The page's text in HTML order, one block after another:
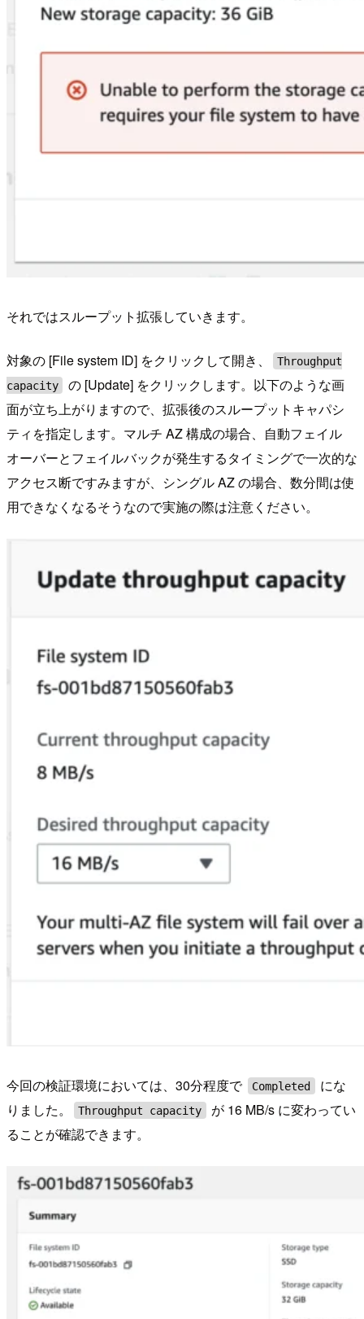
それではスループット拡張していきます。
対象の [File system ID] をクリックして開き、
Throughput
capacity
の [Update] をクリックします。以下のような画
面が立ち上がりますので、拡張後のスループットキャパシ
ティを指定します。マルチ AZ 構成の場合、自動フェイル
オーバーとフェイルバックが発生するタイミングで一次的な
アクセス断ですみますが、シングル AZ の場合、数分間は使
用できなくなるそうなので実施の際は注意ください。
今回の検証環境においては、30分程度で Completed
にな
りました。
Throughput capacity
が 16 MB/s に変わってい
ることが確認できます。